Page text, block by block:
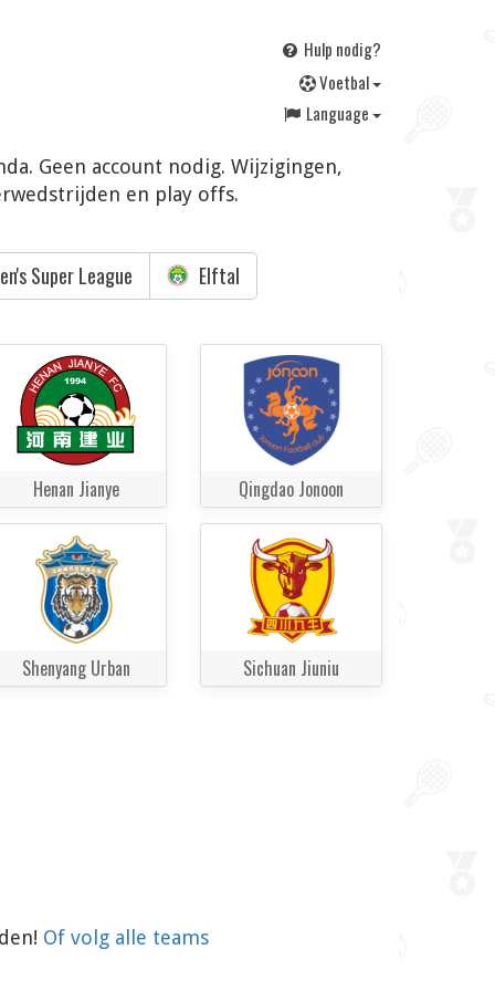
Hulp nodig?
Voetbal
Language
Geen account nodig. Wijzigingen,
en play offs.
Super League Elftal
Henan Jianye Qingdao Jonoon
Shenyang Urban Sichuan Jiuniu
Of volg alle teams